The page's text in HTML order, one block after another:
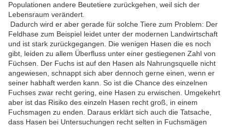
Populationen andere Beutetiere zurückgehen, weil sich der
Lebensraum verändert.
Dadurch wird er aber gerade für solche Tiere zum Problem: Der
Feldhase zum Beispiel leidet unter der modernen Landwirtschaft
und ist stark zurückgegangen. Die wenigen Hasen die es noch
gibt, leiden zu allem Überfluss unter einer gestiegenen Zahl von
Füchsen. Der Fuchs ist auf den Hasen als Nahrungsquelle nicht
angewiesen, schnappt sich aber dennoch gerne einen, wenn er
seiner habhaft werden kann. So ist die Chance des einzelnen
Fuchses zwar recht gering, eine Hasen zu erwischen. Umgekehrt
aber ist das Risiko des einzeln Hasen recht groß, in einem
Fuchsmagen zu enden. Daraus erklärt sich auch die Tatsache,
dass Hasen bei Untersuchungen recht selten in Fuchsmägen